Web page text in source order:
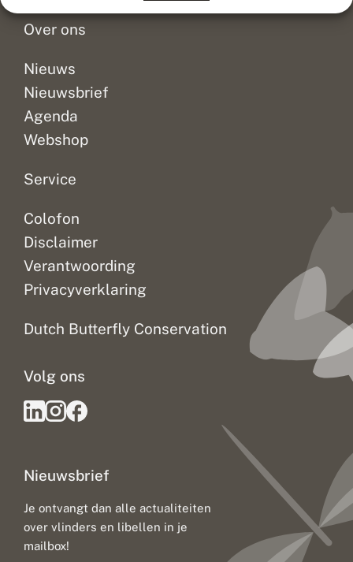
Over ons
Nieuws
Nieuwsbrief
Agenda
Webshop
Service
Colofon
Disclaimer
Verantwoording
Privacyverklaring
Dutch Butterfly Conservation
Nieuwsbrief
Je ontvangt dan alle actualiteiten
over vlinders en libellen in je
mailbox!
Volg ons